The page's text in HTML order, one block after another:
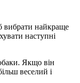
найкраще
наступні
Якщо він
веселий і